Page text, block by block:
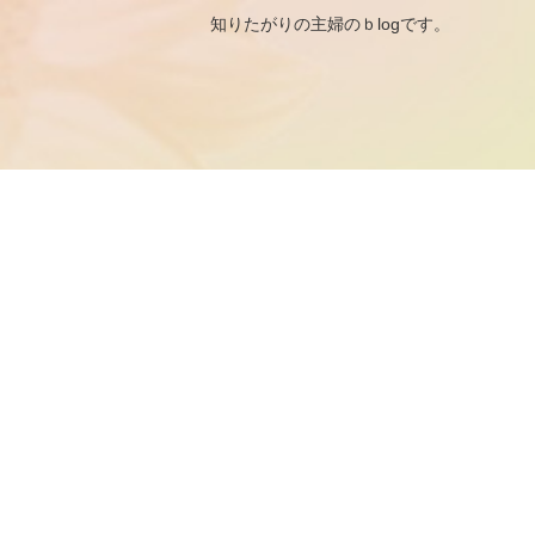
知りたがりの主婦の